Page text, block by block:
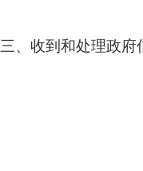
三、收到和处理政府